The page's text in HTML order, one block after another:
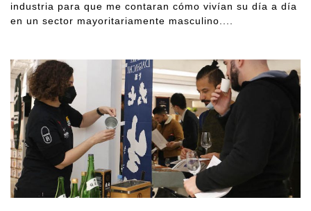
industria para que me contaran cómo vivían su día a día
en un sector mayoritariamente masculino....